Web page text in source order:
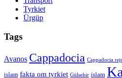
Tyrkiet
Ürgüp
Tags
Avanos Cappadocia Cappadocia
islam fakta om tyrkiet Gülsehir islam